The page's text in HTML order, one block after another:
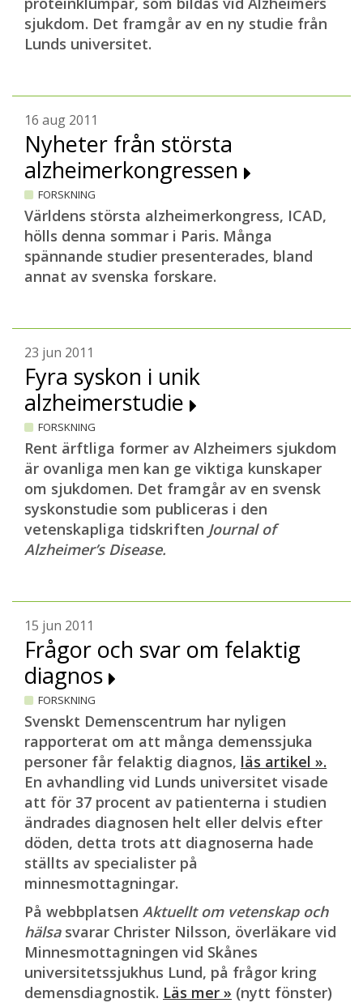
sjukdom. Det framgår av en ny studie från
Lunds universitet.
16 aug 2011
Nyheter från största
alzheimerkongressen
FORSKNING
Världens största alzheimerkongress, ICAD,
hölls denna sommar i Paris. Många
spännande studier presenterades, bland
annat av svenska forskare.
23 jun 2011
Fyra syskon i unik
alzheimerstudie
FORSKNING
Rent ärftliga former av Alzheimers sjukdom
är ovanliga men kan ge viktiga kunskaper
om sjukdomen. Det framgår av en svensk
syskonstudie som publiceras i den
vetenskapliga tidskriften Journal of
Alzheimer’s Disease.
15 jun 2011
Frågor och svar om felaktig
diagnos
FORSKNING
Svenskt Demenscentrum har nyligen
rapporterat om att många demenssjuka
personer får felaktig diagnos, läs artikel ».
En avhandling vid Lunds universitet visade
att för 37 procent av patienterna i studien
ändrades diagnosen helt eller delvis efter
döden, detta trots att diagnoserna hade
ställts av specialister på
minnesmottagningar.
På webbplatsen Aktuellt om vetenskap och
hälsasvarar Christer Nilsson, överläkare vid
Minnesmottagningen vid Skånes
universitetssjukhus Lund, på frågor kring
demensdiagnostik. Läs mer » (nytt fönster)